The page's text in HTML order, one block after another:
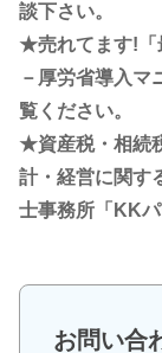
談下さい。
★売れてます!
－厚労省導入マ
覧ください。
★資産税・相続
計・経営に関す
士事務所「KKパ
お問い合